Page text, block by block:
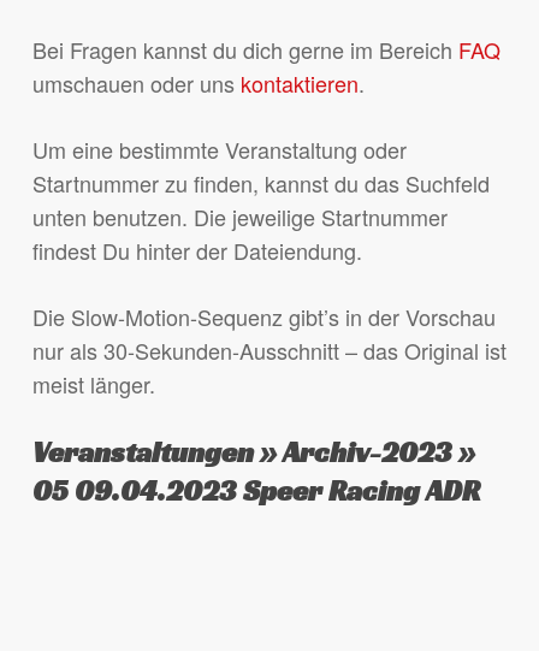
Bei Fragen kannst du dich gerne im Bereich FAQ
umschauen oder uns kontaktieren.
Um eine bestimmte Veranstaltung oder
Startnummer zu finden, kannst du das Suchfeld
unten benutzen. Die jeweilige Startnummer
findest Du hinter der Dateiendung.
Die Slow-Motion-Sequenz gibt’s in der Vorschau
nur als 30-Sekunden-Ausschnitt – das Original ist
meist länger.
Veranstaltungen » Archiv-2023 »
05 09.04.2023 Speer Racing ADR